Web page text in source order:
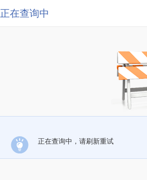
正在查询中
正在查询中，请刷新重试